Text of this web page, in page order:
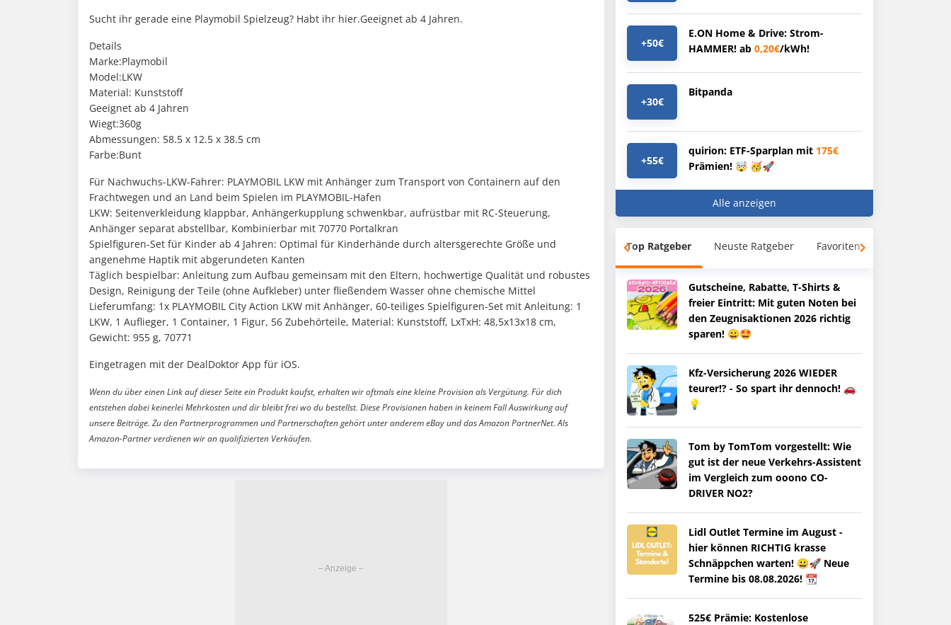
Sucht ihr gerade eine Playmobil Spielzeug? Habt ihr hier.Geeignet ab 4 Jahren.
Details
Marke:Playmobil
Model:LKW
Material: Kunststoff
Geeignet ab 4 Jahren
Wiegt:360g
Abmessungen: ‎58.5 x 12.5 x 38.5 cm
Farbe:Bunt
Für Nachwuchs-LKW-Fahrer: PLAYMOBIL LKW mit Anhänger zum Transport von Containern auf den
Frachtwegen und an Land beim Spielen im PLAYMOBIL-Hafen
LKW: Seitenverkleidung klappbar, Anhängerkupplung schwenkbar, aufrüstbar mit RC-Steuerung,
Anhänger separat abstellbar, Kombinierbar mit 70770 Portalkran
Spielfiguren-Set für Kinder ab 4 Jahren: Optimal für Kinderhände durch altersgerechte Größe und
angenehme Haptik mit abgerundeten Kanten
Täglich bespielbar: Anleitung zum Aufbau gemeinsam mit den Eltern, hochwertige Qualität und robustes
Design, Reinigung der Teile (ohne Aufkleber) unter fließendem Wasser ohne chemische Mittel
Lieferumfang: 1x PLAYMOBIL City Action LKW mit Anhänger, 60-teiliges Spielfiguren-Set mit Anleitung: 1
LKW, 1 Auflieger, 1 Container, 1 Figur, 56 Zubehörteile, Material: Kunststoff, LxTxH: 48,5x13x18 cm,
Gewicht: 955 g, 70771
Eingetragen mit der DealDoktor App für iOS.
Wenn du über einen Link auf dieser Seite ein Produkt kaufst, erhalten wir oftmals eine kleine Provision als Vergütung. Für dich
entstehen dabei keinerlei Mehrkosten und dir bleibt frei wo du bestellst. Diese Provisionen haben in keinem Fall Auswirkung auf
unsere Beiträge. Zu den Partnerprogrammen und Partnerschaften gehört unter anderem eBay und das Amazon PartnerNet. Als
Amazon-Partner verdienen wir an qualifizierten Verkäufen.
+50€
E.ON Home & Drive: Strom-
HAMMER! ab 0,20€/kWh!
+30€
Bitpanda
+55€
quirion: ETF-Sparplan mit 175€
Prämien! 🤯 🥳🚀
Alle anzeigen
Top Ratgeber Neuste Ratgeber Favoriten
Gutscheine, Rabatte, T-Shirts &
freier Eintritt: Mit guten Noten bei
den Zeugnisaktionen 2026 richtig
sparen! 😀🤩
Kfz-Versicherung 2026 WIEDER
teurer!? - So spart ihr dennoch! 🚗
💡
Tom by TomTom vorgestellt: Wie
gut ist der neue Verkehrs-Assistent
im Vergleich zum ooono CO-
DRIVER NO2?
Lidl Outlet Termine im August -
hier können RICHTIG krasse
Schnäppchen warten! 😀🚀 Neue
Termine bis 08.08.2026! 📆
525€ Prämie: Kostenlose